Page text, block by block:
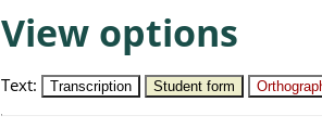
View options
Text: Transcription Student form